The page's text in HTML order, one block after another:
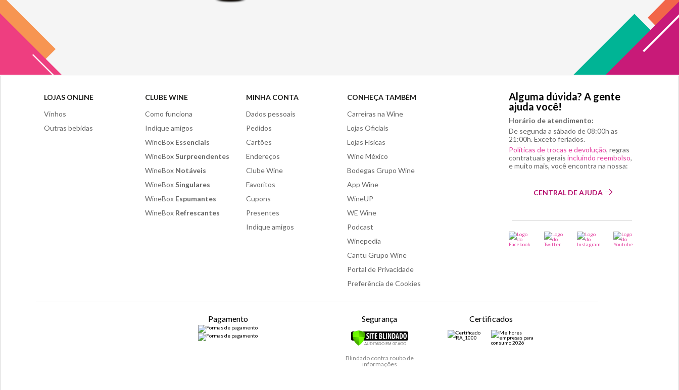
LOJAS ONLINE
Vinhos
Outras bebidas
CLUBE WINE
Como funciona
Indique amigos
WineBox Essenciais
WineBoxSurpreendentes
WineBox Notáveis
WineBoxSingulares
WineBox Espumantes
WineBox Refrescantes
MINHA CONTA
Dados pessoais
Pedidos
Cartões
Endereços
Clube Wine
Favoritos
Cupons
Presentes
Indique amigos
CONHEÇA TAMBÉM
Carreiras na Wine
Lojas Oficiais
Lojas Físicas
Wine México
Bodegas Grupo Wine
App Wine
WineUP
WE Wine
Podcast
Winepedia
Cantu Grupo Wine
Portal de Privacidade
Preferência de Cookies
Alguma dúvida? A gente
ajuda você!
Horário de atendimento:
De segunda a sábado de 08:00h as
21:00h. Exceto feriados.
Políticas de trocas e devolução, regras
contratuais gerais incluindo reembolso,
e muito mais, você encontra na nossa:
CENTRAL DE AJUDA
Pagamento Segurança
Blindado contra roubo de
informações
Certificados